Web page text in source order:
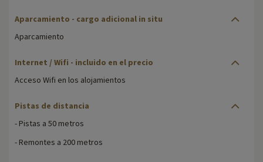
Aparcamiento - cargo adicional in situ
Aparcamiento
Internet / Wifi - incluido en el precio
Acceso Wifi en los alojamientos
Pistas de distancia
- Pistas a 50 metros
- Remontes a 200 metros